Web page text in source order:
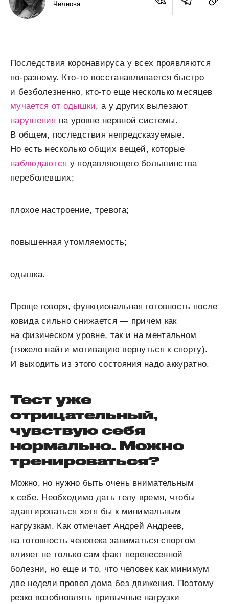
Челнова
Последствия коронавируса у всех проявляются
по-разному. Кто-то восстанавливается быстро
и безболезненно, кто-то еще несколько месяцев
мучается от одышки, а у других вылезают
нарушения на уровне нервной системы.
В общем, последствия непредсказуемые.
Но есть несколько общих вещей, которые
наблюдаются у подавляющего большинства
переболевших;
плохое настроение, тревога;
повышенная утомляемость;
одышка.
Проще говоря, функциональная готовность после
ковида сильно снижается — причем как
на физическом уровне, так и на ментальном
(тяжело найти мотивацию вернуться к спорту).
И выходить из этого состояния надо аккуратно.
Тест уже
отрицательный,
чувствую себя
нормально. Можно
тренироваться?
Можно, но нужно быть очень внимательным
к себе. Необходимо дать телу время, чтобы
адаптироваться хотя бы к минимальным
нагрузкам. Как отмечает Андрей Андреев,
на готовность человека заниматься спортом
влияет не только сам факт перенесенной
болезни, но еще и то, что человек как минимум
две недели провел дома без движения. Поэтому
резко возобновлять привычные нагрузки